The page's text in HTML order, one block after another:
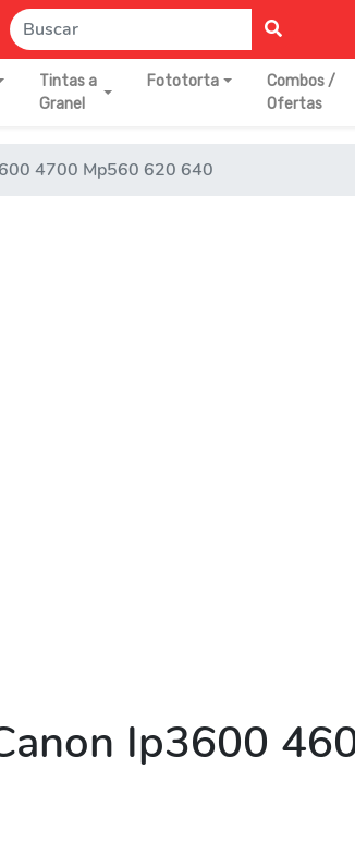
Tintas a
Granel
Fototorta
Combos /
Ofertas
4700 Mp560 620 640
Ip3600